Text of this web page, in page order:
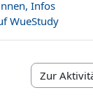
Infos
WueStudy
Zur Aktivität